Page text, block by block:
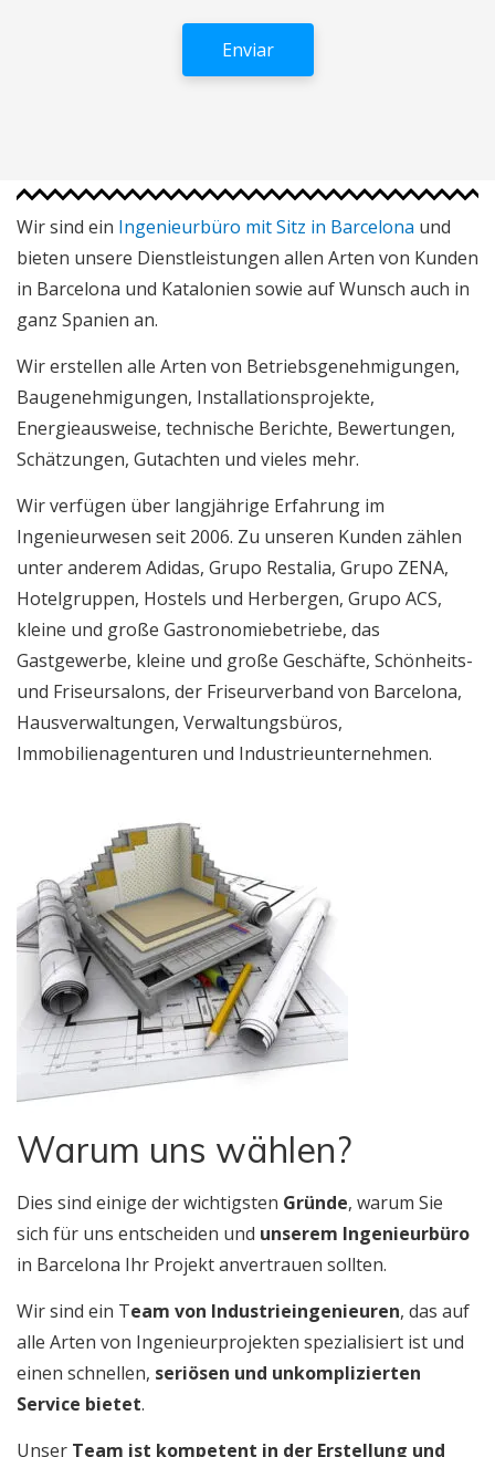
Wir sind ein Ingenieurbüro mit Sitz in Barcelona und
bieten unsere Dienstleistungen allen Arten von Kunden
in Barcelona und Katalonien sowie auf Wunsch auch in
ganz Spanien an.
Wir erstellen alle Arten von Betriebsgenehmigungen,
Baugenehmigungen, Installationsprojekte,
Energieausweise, technische Berichte, Bewertungen,
Schätzungen, Gutachten und vieles mehr.
Wir verfügen über langjährige Erfahrung im
Ingenieurwesen seit 2006. Zu unseren Kunden zählen
unter anderem Adidas, Grupo Restalia, Grupo ZENA,
Hotelgruppen, Hostels und Herbergen, Grupo ACS,
kleine und große Gastronomiebetriebe, das
Gastgewerbe, kleine und große Geschäfte, Schönheits-
und Friseursalons, der Friseurverband von Barcelona,
Hausverwaltungen, Verwaltungsbüros,
Immobilienagenturen und Industrieunternehmen.
Warum uns wählen?
Dies sind einige der wichtigsten Gründe, warum Sie
sich für uns entscheiden und unserem Ingenieurbüro
in Barcelona Ihr Projekt anvertrauen sollten.
Wir sind ein Team von Industrieingenieuren, das auf
alle Arten von Ingenieurprojekten spezialisiert ist und
einen schnellen, seriösen und unkomplizierten
Service bietet.
Unser Team ist kompetent in der Erstellung und